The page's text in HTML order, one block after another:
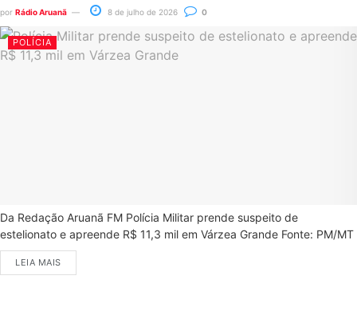
por Rádio Aruanã 8 de julho de 2026 0
POLÍCIA
Da Redação Aruanã FM Polícia Militar prende suspeito de
estelionato e apreende R$ 11,3 mil em Várzea Grande Fonte: PM/MT
LEIA MAIS